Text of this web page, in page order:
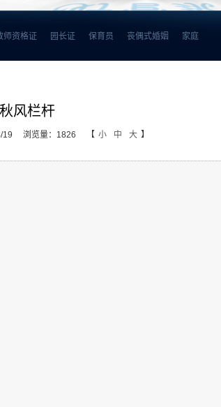
师资格证 园长证 保育员 丧偶式婚姻 家庭
秋风栏杆
19 浏览量：1826 【 小 中 大 】